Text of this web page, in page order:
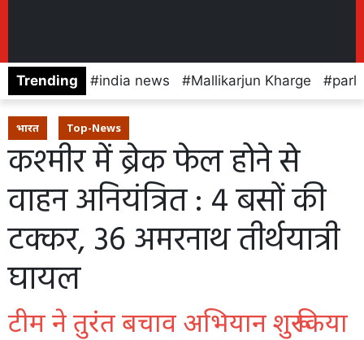
Trending india news Mallikarjun Kharge
भारत Top-News
कश्मीर में ब्रेक फेल होने से
वाहन अनियंत्रित : 4 बसों की
टक्कर, 36 अमरनाथ तीर्थयात्री
घायल
टीम ने तुरंत बचाव अभियान शुरू किया